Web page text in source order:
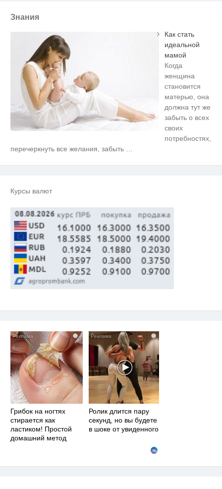
Знания
Как стать
идеальной
мамой
Когда
женщина
становится
матерью, она
должна тут же
забыть о всех
своих
потребностях,
перечеркнуть все желания, забыть …
Курсы валют
i
Грибок на ногтях
стирается как
ластиком! Простой
домашний метод
i
Ролик длится пару
секунд, но вы будете
в шоке от увиденного
а смеяться вы будете долго
смеяться долго